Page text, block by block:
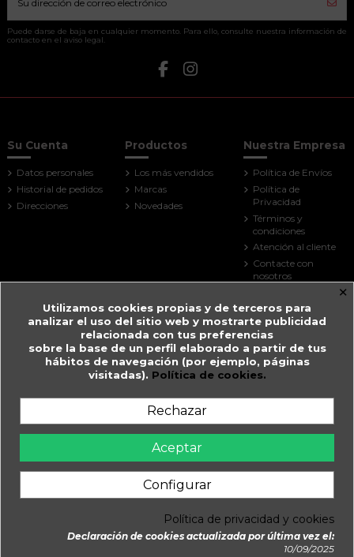
Añadir al carrito
Puede darse de baja en cualquier momento. Para ello, consulte nuestra información de
contacto en el aviso legal.
Su Cuenta
Datos personales
Historial de pedidos
Direcciones
Productos
Los más vendidos
Marcas
Novedades
Nuestra Empresa
Política de Envíos
Política de
Privacidad
Términos y
condiciones
Atención al cliente
Contacte con
nosotros
Tiendas
Farmacia Guitart
Prat de la Creu, 59
Andorra
Farmàcia Guitart en Andorra la Vella.
© 2026 - Farmàcia Guitart, Creada y Gestionada perDaimatics
×
Utilizamos cookies propias y de terceros para
analizar el uso del sitio web y mostrarte publicidad
relacionada con tus preferencias
sobre la base de un perfil elaborado a partir de tus
hábitos de navegación (por ejemplo, páginas
visitadas). Política de cookies.
Rechazar
Aceptar
Configurar
Política de privacidad y cookies
Declaración de cookies actualizada por última vez el:
10/09/2025